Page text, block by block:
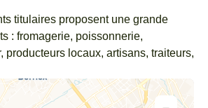
titulaires proposent une grande
: fromagerie, poissonnerie,
producteurs locaux, artisans, traiteurs,